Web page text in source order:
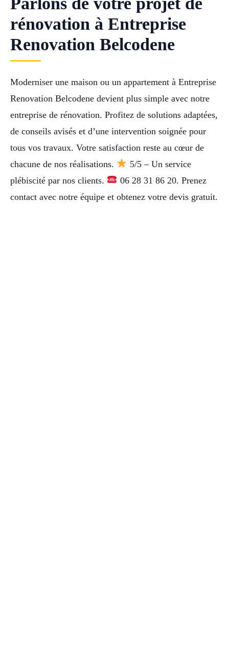
rénovation à Entreprise
Renovation Belcodene
Moderniser une maison ou un appartement à Entreprise
Renovation Belcodene devient plus simple avec notre
entreprise de rénovation. Profitez de solutions adaptées,
de conseils avisés et d’une intervention soignée pour
tous vos travaux. Votre satisfaction reste au cœur de
chacune de nos réalisations.
5/5 – Un service
plébiscité par nos clients.
06 28 31 86 20. Prenez
contact avec notre équipe et obtenez votre devis gratuit.